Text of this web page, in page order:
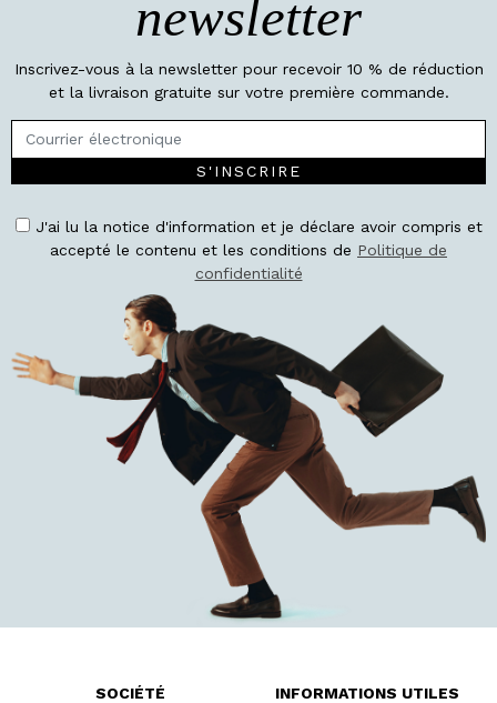
newsletter
Inscrivez-vous à la newsletter pour recevoir 10 % de réduction
et la livraison gratuite sur votre première commande.
S'INSCRIRE
J'ai lu la notice d'information et je déclare avoir compris et
accepté le contenu et les conditions de Politique de
confidentialité
SOCIÉTÉ INFORMATIONS UTILES